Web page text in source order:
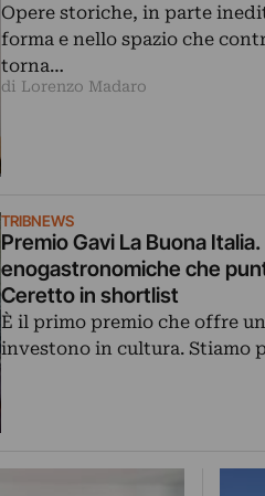
Opere storiche, in parte
forma e nello spazio che
torna…
di Lorenzo Madaro
TRIBNEWS
Premio Gavi La Buona
enogastronomiche che
Ceretto in shortlist
È il primo premio che offre
investono in cultura. Stiamo